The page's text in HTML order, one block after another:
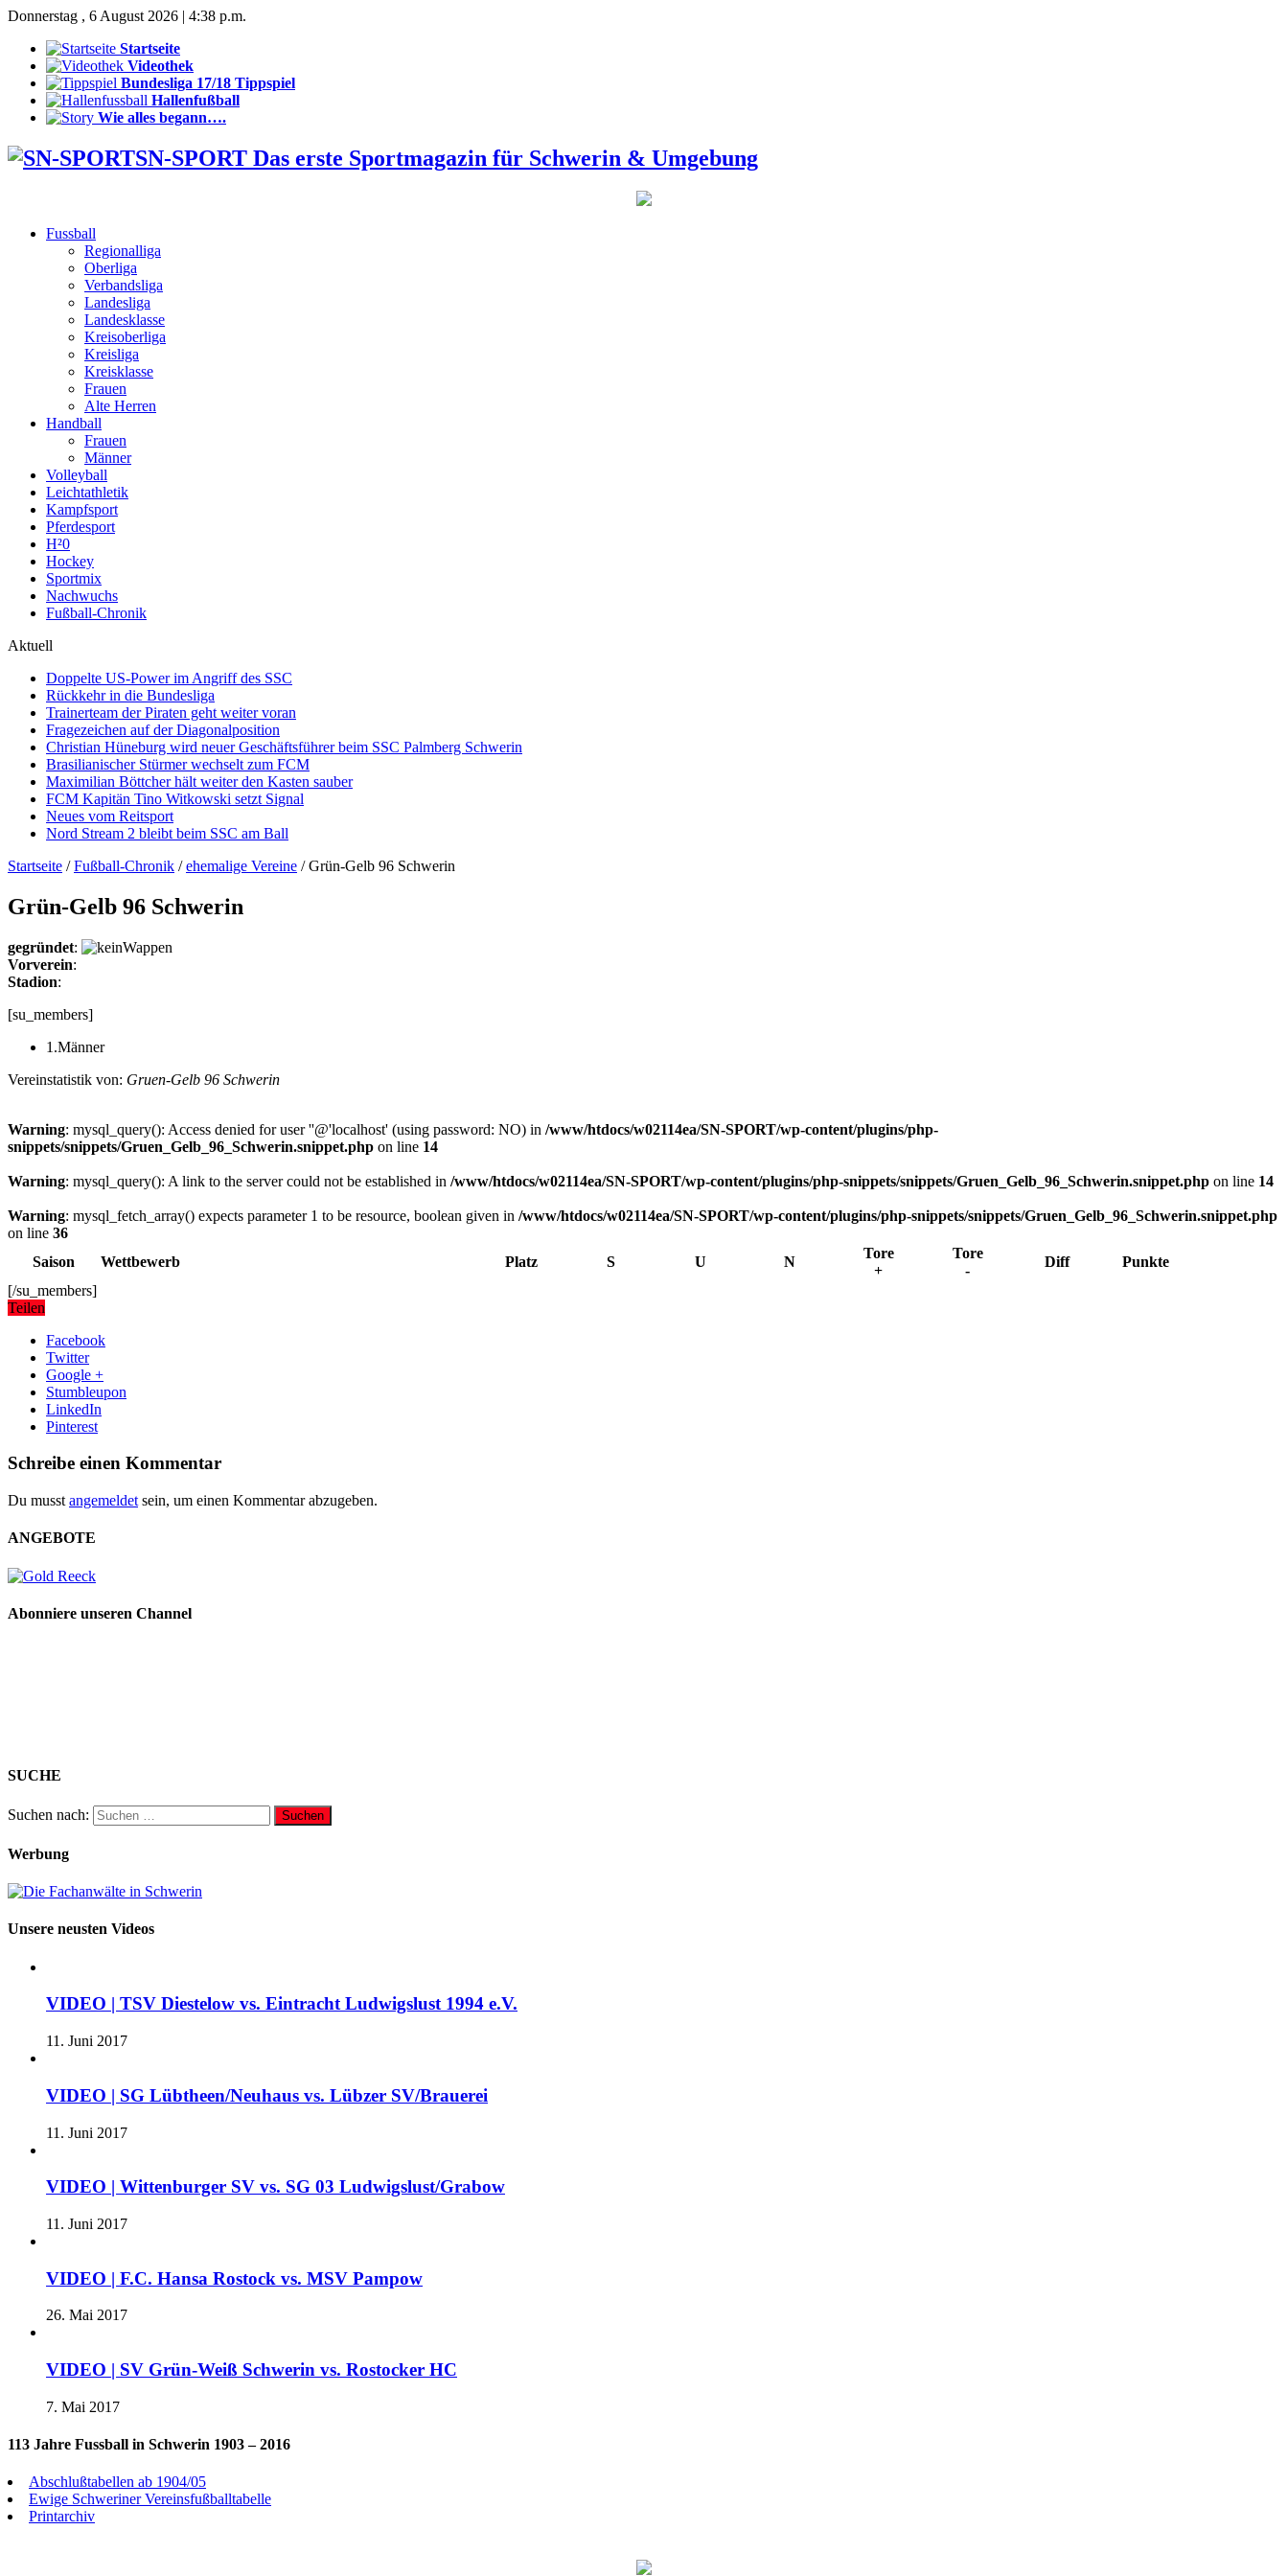
Donnerstag , 6 August 2026 | 4:38 p.m.
Startseite
Videothek
Bundesliga 17/18 Tippspiel
Hallenfußball
Wie alles begann….
SN-SPORT Das erste Sportmagazin für Schwerin & Umgebung
Fussball
Regionalliga
Oberliga
Verbandsliga
Landesliga
Landesklasse
Kreisoberliga
Kreisliga
Kreisklasse
Frauen
Alte Herren
Handball
Frauen
Männer
Volleyball
Leichtathletik
Kampfsport
Pferdesport
H²0
Hockey
Sportmix
Nachwuchs
Fußball-Chronik
Aktuell
Doppelte US-Power im Angriff des SSC
Rückkehr in die Bundesliga
Trainerteam der Piraten geht weiter voran
Fragezeichen auf der Diagonalposition
Christian Hüneburg wird neuer Geschäftsführer beim SSC Palmberg Schwerin
Brasilianischer Stürmer wechselt zum FCM
Maximilian Böttcher hält weiter den Kasten sauber
FCM Kapitän Tino Witkowski setzt Signal
Neues vom Reitsport
Nord Stream 2 bleibt beim SSC am Ball
Startseite / Fußball-Chronik / ehemalige Vereine / Grün-Gelb 96 Schwerin
Grün-Gelb 96 Schwerin
gegründet:
Vorverein:
Stadion:
[su_members]
1.Männer
Vereinstatistik von: Gruen-Gelb 96 Schwerin
Warning: mysql_query(): Access denied for user ''@'localhost' (using password: NO) in /www/htdocs/w02114ea/SN-SPORT/wp-content/plugins/php-
snippets/snippets/Gruen_Gelb_96_Schwerin.snippet.php on line 14
Warning: mysql_query(): A link to the server could not be established in /www/htdocs/w02114ea/SN-SPORT/wp-content/plugins/php-snippets/snippets/Gruen_Gelb_96_Schwerin.snippet.php on line 14
Warning: mysql_fetch_array() expects parameter 1 to be resource, boolean given in /www/htdocs/w02114ea/SN-SPORT/wp-content/plugins/php-snippets/snippets/Gruen_Gelb_96_Schwerin.snippet.php
on line 36
Saison
Wettbewerb Platz S U N
Tore
+
Tore
-
Diff
Punkte
[/su_members]
Teilen
Facebook
Twitter
Google +
Stumbleupon
LinkedIn
Pinterest
Schreibe einen Kommentar
Du musst angemeldet sein, um einen Kommentar abzugeben.
ANGEBOTE
Abonniere unseren Channel
SUCHE
Suchen nach:
Werbung
Unsere neusten Videos
VIDEO | TSV Diestelow vs. Eintracht Ludwigslust 1994 e.V.
11. Juni 2017
VIDEO | SG Lübtheen/Neuhaus vs. Lübzer SV/Brauerei
11. Juni 2017
VIDEO | Wittenburger SV vs. SG 03 Ludwigslust/Grabow
11. Juni 2017
VIDEO | F.C. Hansa Rostock vs. MSV Pampow
26. Mai 2017
VIDEO | SV Grün-Weiß Schwerin vs. Rostocker HC
7. Mai 2017
113 Jahre Fussball in Schwerin 1903 – 2016
Abschlußtabellen ab 1904/05
Ewige Schweriner Vereinsfußballtabelle
Printarchiv